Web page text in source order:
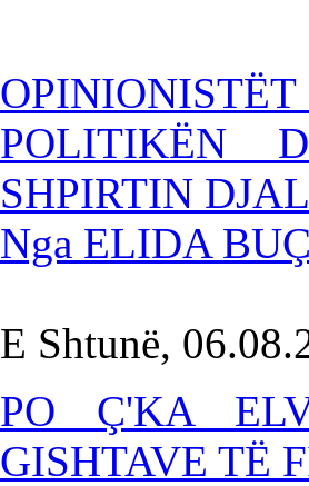
POLITIKËN
SHPIRTIN
Nga ELIDA
E Shtunë,
PO Ç'KA
GISHTAVE TË